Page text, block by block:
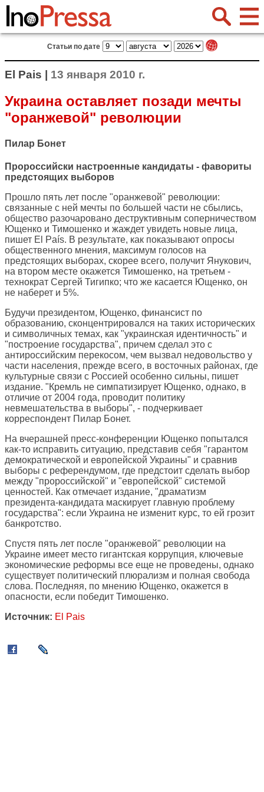
Статьи по дате
El Pais | 13 января 2010 г.
Украина оставляет позади мечты
"оранжевой" революции
Пилар Бонет
Пророссийски настроенные кандидаты - фавориты
предстоящих выборов
Прошло пять лет после "оранжевой" революции:
связанные с ней мечты по большей части не сбылись,
общество разочаровано деструктивным соперничеством
Ющенко и Тимошенко и жаждет увидеть новые лица,
пишет El País. В результате, как показывают опросы
общественного мнения, максимум голосов на
предстоящих выборах, скорее всего, получит Янукович,
на втором месте окажется Тимошенко, на третьем -
технократ Сергей Тигипко; что же касается Ющенко, он
не наберет и 5%.
Будучи президентом, Ющенко, финансист по
образованию, сконцентрировался на таких исторических
и символичных темах, как "украинская идентичность" и
"построение государства", причем сделал это с
антироссийским перекосом, чем вызвал недовольство у
части населения, прежде всего, в восточных районах, где
культурные связи с Россией особенно сильны, пишет
издание. "Кремль не симпатизирует Ющенко, однако, в
отличие от 2004 года, проводит политику
невмешательства в выборы", - подчеркивает
корреспондент Пилар Бонет.
На вчерашней пресс-конференции Ющенко попытался
как-то исправить ситуацию, представив себя "гарантом
демократической и европейской Украины" и сравнив
выборы с референдумом, где предстоит сделать выбор
между "пророссийской" и "европейской" системой
ценностей. Как отмечает издание, "драматизм
президента-кандидата маскирует главную проблему
государства": если Украина не изменит курс, то ей грозит
банкротство.
Спустя пять лет после "оранжевой" революции на
Украине имеет место гигантская коррупция, ключевые
экономические реформы все еще не проведены, однако
существует политический плюрализм и полная свобода
слова. Последняя, по мнению Ющенко, окажется в
опасности, если победит Тимошенко.
Источник: El Pais